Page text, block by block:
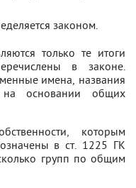
законом.
только те итоги
в законе.
имена, названия
основании общих
которым
в ст. 1225 ГК
групп по общим